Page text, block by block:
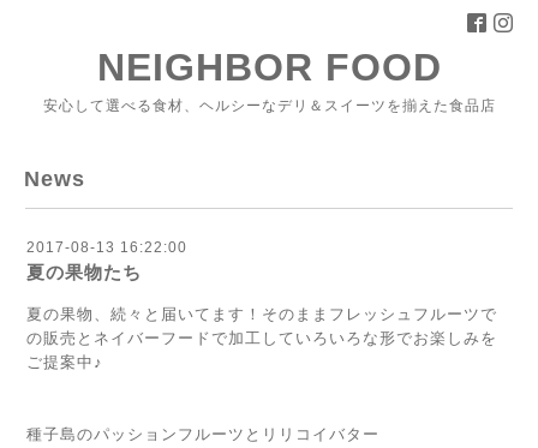
NEIGHBOR FOOD
安心して選べる食材、ヘルシーなデリ＆スイーツを揃えた食品店
News
2017-08-13 16:22:00
夏の果物たち
夏の果物、続々と届いてます！そのままフレッシュフルーツで
の販売とネイバーフードで加工していろいろな形でお楽しみを
ご提案中♪
種子島のパッションフルーツとリリコイバター